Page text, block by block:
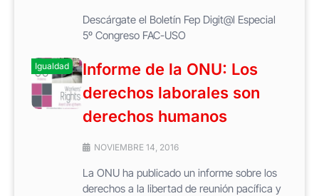
Descárgate el Boletín Fep Digit@l Especial
5º Congreso FAC-USO
Igualdad
Informe de la ONU: Los
derechos laborales son
derechos humanos
NOVIEMBRE 14, 2016
La ONU ha publicado un informe sobre los
derechos a la libertad de reunión pacífica y